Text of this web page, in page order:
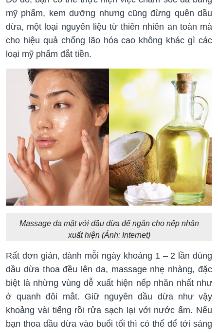
mỹ phẩm, kem dưỡng nhưng cũng đừng quên dầu
dừa, một loại nguyên liệu từ thiên nhiên an toàn mà
cho hiệu quả chống lão hóa cao không khác gì các
loại mỹ phẩm đắt tiền.
Massage da mặt với dầu dừa để ngăn cho nếp nhăn
xuất hiện (Ảnh: Internet)
Rất đơn giản, dành mỗi ngày khoảng 1 – 2 lần dùng
dầu dừa thoa đều lên da, massage nhẹ nhàng, đặc
biệt là nhừng vùng dễ xuất hiện nếp nhăn nhất như
ở quanh đôi mắt. Giữ nguyên dầu dừa như vậy
khoảng vài tiếng rồi rửa sạch lại với nước ấm. Nếu
bạn thoa dầu dừa vào buổi tối thì có thể để tới sáng